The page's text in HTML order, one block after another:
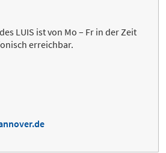
LUIS ist von Mo – Fr in der Zeit
erreichbar.